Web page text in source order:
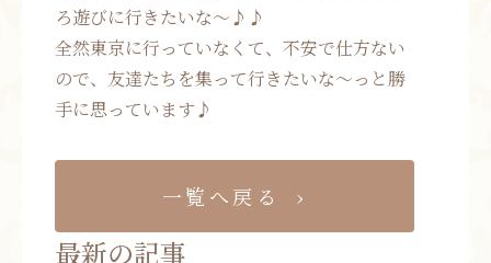
ろ遊びに行きたいな〜♪♪
全然東京に行っていなくて、不安で仕方ない
ので、友達たちを集って行きたいな〜っと勝
手に思っています♪
一覧へ戻る
最新の記事